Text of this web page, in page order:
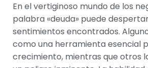
En el vertiginoso mundo de los
palabra «deuda» puede
sentimientos encontrados.
como una herramienta esencial
crecimiento, mientras que otros